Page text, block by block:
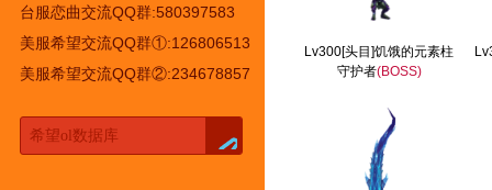
台服恋曲交流QQ群:580397583
美服希望交流QQ群①:126806513
美服希望交流QQ群②:234678857
Lv300[头目]饥饿的元素柱
守护者(BOSS)